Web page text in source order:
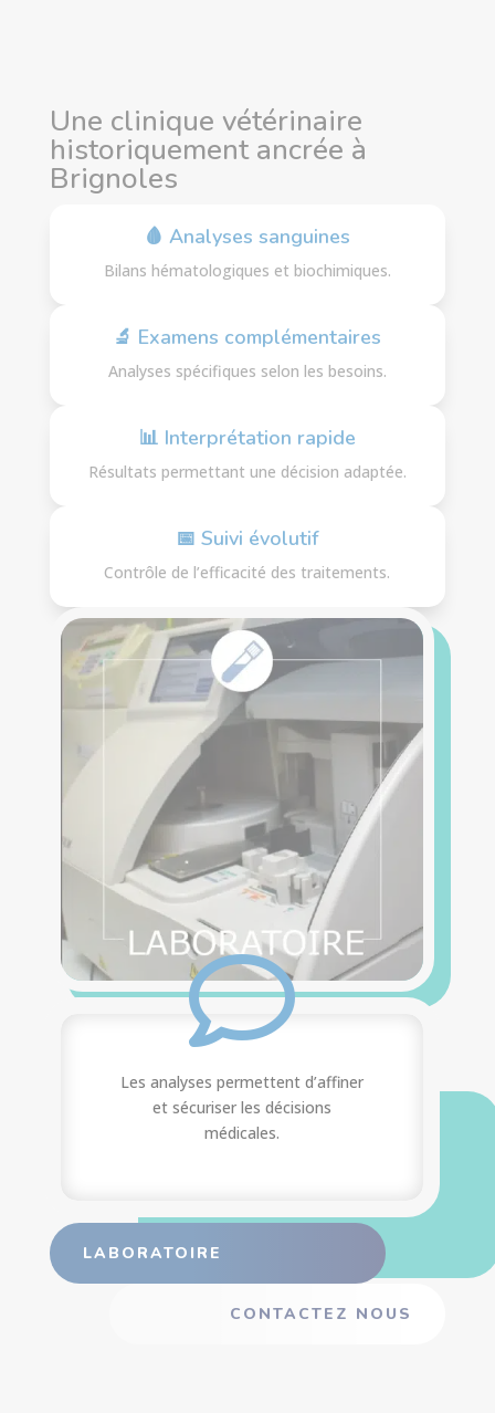
Une clinique vétérinaire
historiquement ancrée à
Brignoles
🩸 Analyses sanguines
Bilans hématologiques et biochimiques.
🔬 Examens complémentaires
Analyses spécifiques selon les besoins.
📊 Interprétation rapide
Résultats permettant une décision adaptée.
📅 Suivi évolutif
Contrôle de l’efficacité des traitements.
Les analyses permettent d’affiner
et sécuriser les décisions
médicales.

LABORATOIRE
CONTACTEZ NOUS